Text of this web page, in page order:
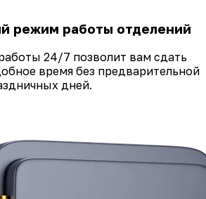
режим работы отделений
24/7 позволит вам сдать
время без предварительной
дней.